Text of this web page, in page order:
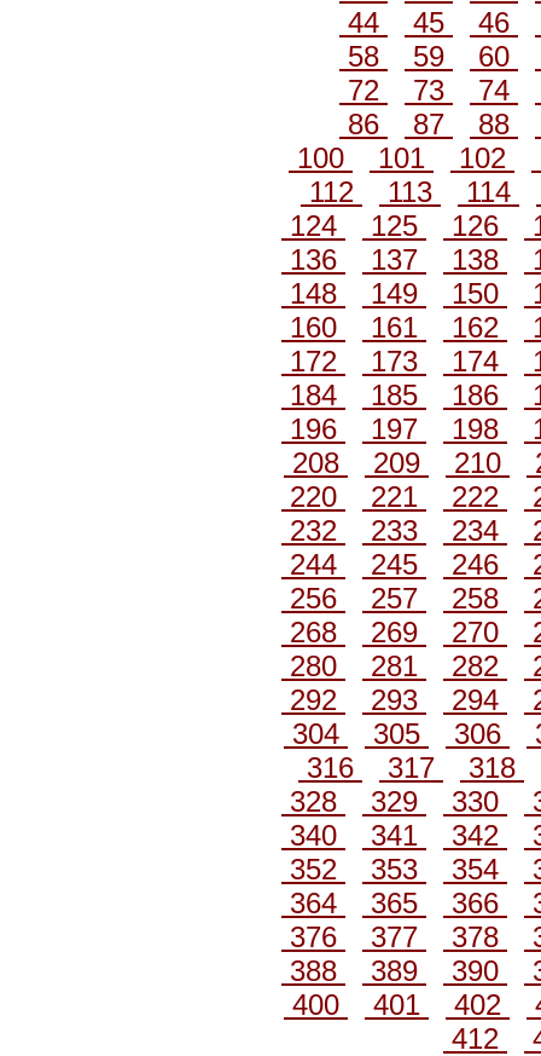
44
45 46
58
59 60
72
73 74
86
87 88
100
101 102
112
113 114
124
125 126
136
137 138
148
149 150
160
161 162
172
173 174
184
185 186
196
197 198
208
209 210
220
221 222
232
233 234
244
245 246
256
257 258
268
269 270
280
281 282
292
293 294
304
305 306
316
317
318
328
329 330
340
341 342
352
353 354
364
365 366
376
377 378
388
389 390
400
401 402
412